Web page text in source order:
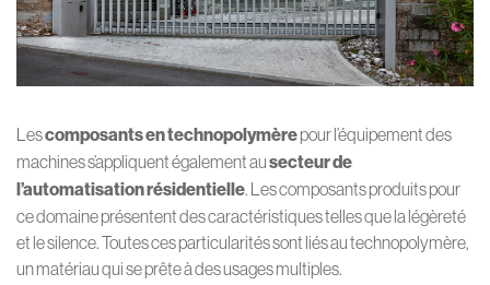
Lescomposants en technopolymèrepour l’équipement des
machines s’appliquent également ausecteur de
l’automatisation résidentielle. Les composants produits pour
ce domaine présentent des caractéristiques telles que la légèreté
et le silence. Toutes ces particularités sont liés au technopolymère,
un matériau qui se prête à des usages multiples.